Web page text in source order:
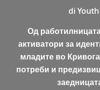
di
Од
активатори за
младите во
потреби и